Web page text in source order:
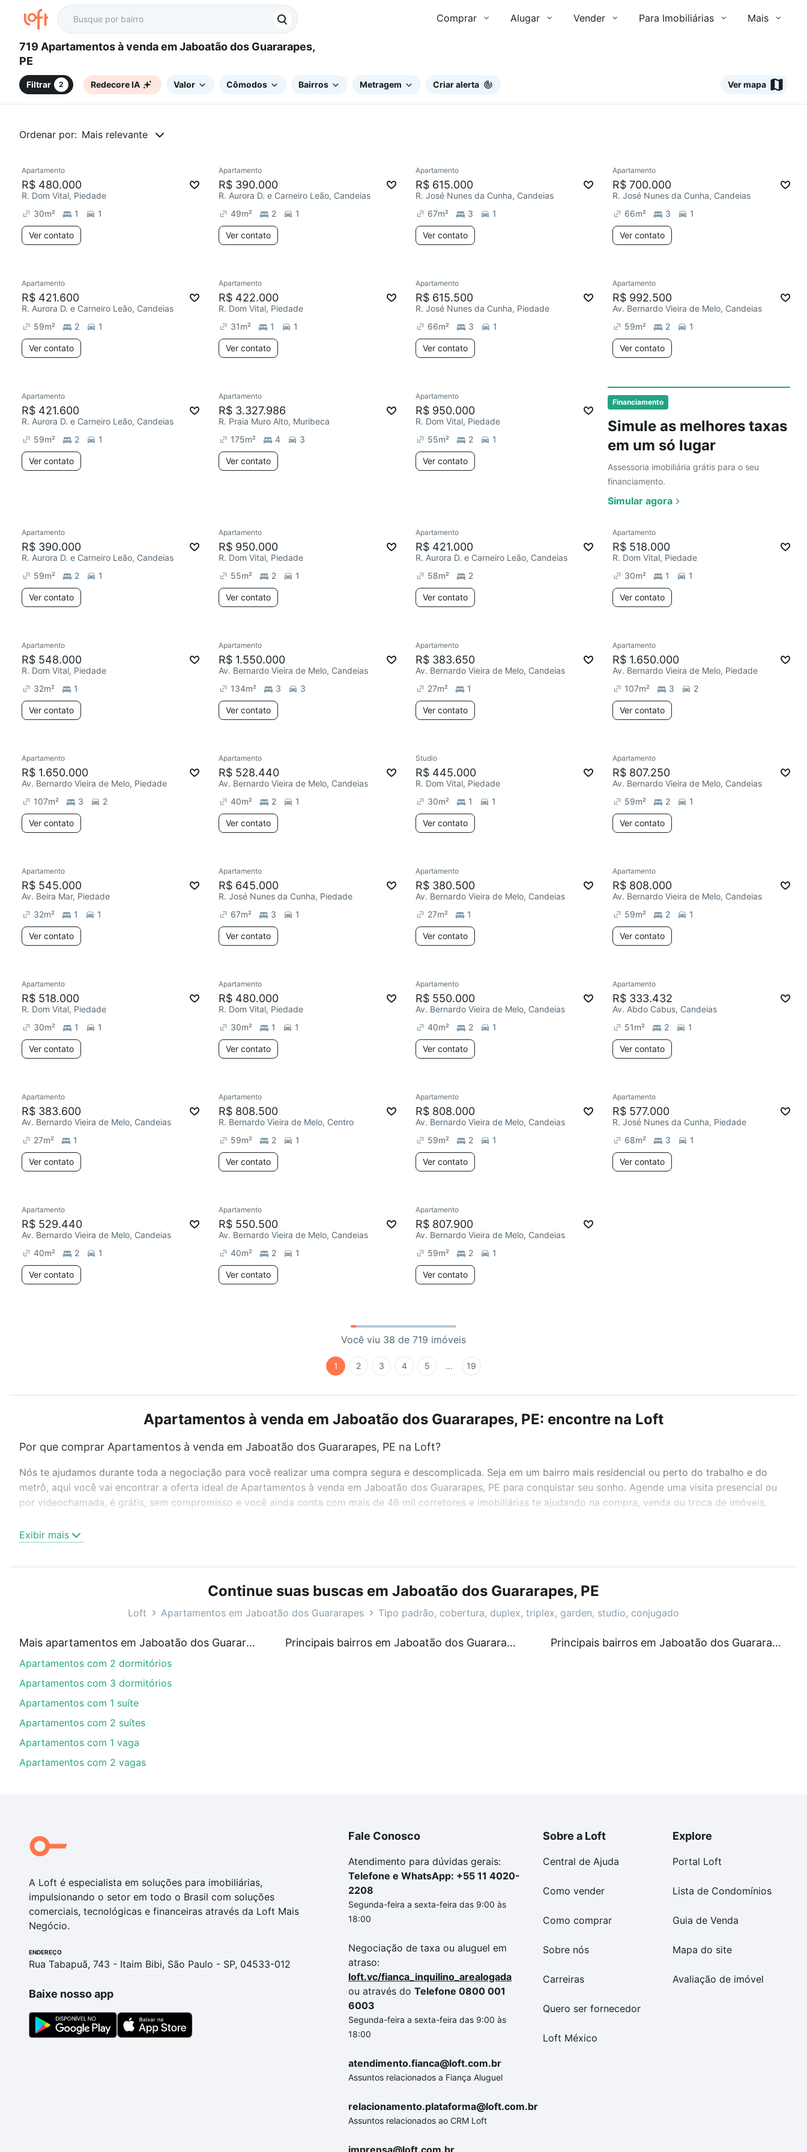
Comprar Alugar Vender Para Imobiliárias Mais
719 Apartamentos à venda em Jaboatão dos Guararapes,
PE
Filtrar 2 Redecore IA Valor Cômodos Bairros Metragem Criar alerta Ver mapa
Ordenar por: Mais relevante
Financiamento
Simule as melhores taxas
em um só lugar
Assessoria imobiliária grátis para o seu
financiamento.
Simular agora
Apartamento
R$ 480.000
R. Dom Vital, Piedade
30m² 1 1
Ver contato
Apartamento
R$ 390.000
R. Aurora D. e Carneiro Leão, Candeias
49m² 2 1
Ver contato
Apartamento
R$ 615.000
R. José Nunes da Cunha, Candeias
67m² 3 1
Ver contato
Redecorar
Apartamento
R$ 700.000
R. José Nunes da Cunha, Candeias
66m² 3 1
Ver contato
Apartamento
R$ 421.600
R. Aurora D. e Carneiro Leão, Candeias
59m² 2 1
Ver contato
Redecorar
Apartamento
R$ 422.000
R. Dom Vital, Piedade
31m² 1 1
Ver contato
Apartamento
R$ 615.500
R. José Nunes da Cunha, Piedade
66m² 3 1
Ver contato
Redecorar
Apartamento
R$ 992.500
Av. Bernardo Vieira de Melo, Candeias
59m² 2 1
Ver contato
Ver
Apartamento
R$ 421.600
R. Aurora D. e Carneiro Leão, Candeias
59m² 2 1
Ver contato
Apartamento
R$ 3.327.986
R. Praia Muro Alto, Muribeca
175m² 4 3
Ver contato
Apartamento
R$ 950.000
R. Dom Vital, Piedade
55m² 2 1
Ver contato
Redecorar
Apartamento
R$ 390.000
R. Aurora D. e Carneiro Leão, Candeias
59m² 2 1
Ver contato
Apartamento
R$ 950.000
R. Dom Vital, Piedade
55m² 2 1
Ver contato
Apartamento
R$ 421.000
R. Aurora D. e Carneiro Leão, Candeias
58m² 2
Ver contato
Apartamento
R$ 518.000
R. Dom Vital, Piedade
30m² 1 1
Ver contato
Apartamento
R$ 548.000
R. Dom Vital, Piedade
32m² 1
Ver contato
Apartamento
R$ 1.550.000
Av. Bernardo Vieira de Melo, Candeias
134m² 3 3
Ver contato
Apartamento
R$ 383.650
Av. Bernardo Vieira de Melo, Candeias
27m² 1
Ver contato
Apartamento
R$ 1.650.000
Av. Bernardo Vieira de Melo, Piedade
107m² 3 2
Ver contato
Apartamento
R$ 1.650.000
Av. Bernardo Vieira de Melo, Piedade
107m² 3 2
Ver contato
Apartamento
R$ 528.440
Av. Bernardo Vieira de Melo, Candeias
40m² 2 1
Ver contato
Studio
R$ 445.000
R. Dom Vital, Piedade
30m² 1 1
Ver contato
Apartamento
R$ 807.250
Av. Bernardo Vieira de Melo, Candeias
59m² 2 1
Ver contato
Apartamento
R$ 545.000
Av. Beira Mar, Piedade
32m² 1 1
Ver contato
Apartamento
R$ 645.000
R. José Nunes da Cunha, Piedade
67m² 3 1
Ver contato
Apartamento
R$ 380.500
Av. Bernardo Vieira de Melo, Candeias
27m² 1
Ver contato
Apartamento
R$ 808.000
Av. Bernardo Vieira de Melo, Candeias
59m² 2 1
Ver contato
Apartamento
R$ 518.000
R. Dom Vital, Piedade
30m² 1 1
Ver contato
Apartamento
R$ 480.000
R. Dom Vital, Piedade
30m² 1 1
Ver contato
Apartamento
R$ 550.000
Av. Bernardo Vieira de Melo, Candeias
40m² 2 1
Ver contato
Apartamento
R$ 333.432
Av. Abdo Cabus, Candeias
51m² 2 1
Ver contato
Apartamento
R$ 383.600
Av. Bernardo Vieira de Melo, Candeias
27m² 1
Ver contato
Apartamento
R$ 808.500
R. Bernardo Vieira de Melo, Centro
59m² 2 1
Ver contato
Apartamento
R$ 808.000
Av. Bernardo Vieira de Melo, Candeias
59m² 2 1
Ver contato
Apartamento
R$ 577.000
R. José Nunes da Cunha, Piedade
68m² 3 1
Ver contato
Apartamento
R$ 529.440
Av. Bernardo Vieira de Melo, Candeias
40m² 2 1
Ver contato
Apartamento
R$ 550.500
Av. Bernardo Vieira de Melo, Candeias
40m² 2 1
Ver contato
Apartamento
R$ 807.900
Av. Bernardo Vieira de Melo, Candeias
59m² 2 1
Ver contato
Você viu 38 de 719 imóveis
1 2 3 4 5 ... 19
Apartamentos à venda em Jaboatão dos Guararapes, PE: encontre na Loft
Por que comprar Apartamentos à venda em Jaboatão dos Guararapes, PE na Loft?
Nós te ajudamos durante toda a negociação para você realizar uma compra segura e descomplicada. Seja em um bairro mais residencial ou perto do trabalho e do
metrô, aqui você vai encontrar a oferta ideal de Apartamentos à venda em Jaboatão dos Guararapes, PE para conquistar seu sonho. Agende uma visita presencial ou
por videochamada, é grátis, sem compromisso e você ainda conta com mais de 46 mil corretores e imobiliárias te ajudando na compra, venda ou troca de imóveis.
ou sem vaga de garagem para combinar perfeitamente com o preço, metragem e comodidades, como piscina, academia, salão de festas ou área verde e encontrar
Apartamentos à venda em Jaboatão dos Guararapes, PE ideal para você na Loft.
Qual o preço de Apartamentos à venda em Jaboatão dos Guararapes, PE?
financiamento imobiliário as parcelas podem se adequar ao seu orçamento. Se ainda tem alguma dúvida dos custos envolvidos no processo de compra, veja em nosso
portal quanto custa comprar um apartamento
Exibir mais
Continue suas buscas em Jaboatão dos Guararapes, PE
Loft Apartamentos em Jaboatão dos Guararapes Tipo padrão, cobertura, duplex, triplex, garden, studio, conjugado
Mais apartamentos em Jaboatão dos Guararapes, PE
Apartamentos com 2 dormitórios
Apartamentos com 3 dormitórios
Apartamentos com 1 suíte
Apartamentos com 2 suítes
Apartamentos com 1 vaga
Apartamentos com 2 vagas
Principais bairros em Jaboatão dos Guararapes, PE Principais bairros em Jaboatão dos Guararapes, PE
A Loft é especialista em soluções para imobiliárias,
impulsionando o setor em todo o Brasil com soluções
comerciais, tecnológicas e financeiras através da Loft Mais
Negócio.
ENDEREÇO
Rua Tabapuã, 743 - Itaim Bibi, São Paulo - SP, 04533-012
Baixe nosso app
Fale Conosco
Atendimento para dúvidas gerais:
Telefone e WhatsApp: +55 11 4020-
2208
Segunda-feira a sexta-feira das 9:00 às
18:00
Negociação de taxa ou aluguel em
atraso:
loft.vc/fianca_inquilino_arealogada
ou através do Telefone 0800 001
6003
Segunda-feira a sexta-feira das 9:00 às
18:00
atendimento.fianca@loft.com.br
Assuntos relacionados a Fiança Aluguel
relacionamento.plataforma@loft.com.br
Assuntos relacionados ao CRM Loft
imprensa@loft.com.br
Sobre a Loft
Central de Ajuda
Como vender
Como comprar
Sobre nós
Carreiras
Quero ser fornecedor
Loft México
Explore
Portal Loft
Lista de Condomínios
Guia de Venda
Mapa do site
Avaliação de imóvel